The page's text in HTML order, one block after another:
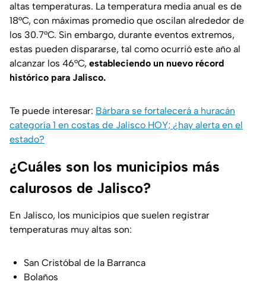
altas temperaturas. La temperatura media anual es de
18°C, con máximas promedio que oscilan alrededor de
los 30.7°C. Sin embargo, durante eventos extremos,
estas pueden dispararse, tal como ocurrió este año al
alcanzar los 46°C, estableciendo un nuevo récord
histórico para Jalisco.
Te puede interesar: Bárbara se fortalecerá a huracán
categoría 1 en costas de Jalisco HOY; ¿hay alerta en el
estado?
¿Cuáles son los municipios más
calurosos de Jalisco?
En Jalisco, los municipios que suelen registrar
temperaturas muy altas son:
San Cristóbal de la Barranca
Bolaños